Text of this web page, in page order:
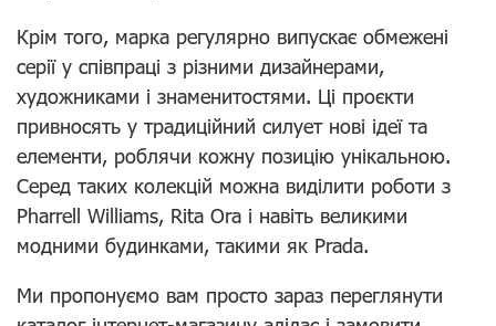
Крім того, марка регулярно випускає обмежені
серії у співпраці з різними дизайнерами,
художниками і знаменитостями. Ці проєкти
привносять у традиційний силует нові ідеї та
елементи, роблячи кожну позицію унікальною.
Серед таких колекцій можна виділити роботи з
Pharrell Williams, Rita Ora і навіть великими
модними будинками, такими як Prada.
Ми пропонуємо вам просто зараз переглянути